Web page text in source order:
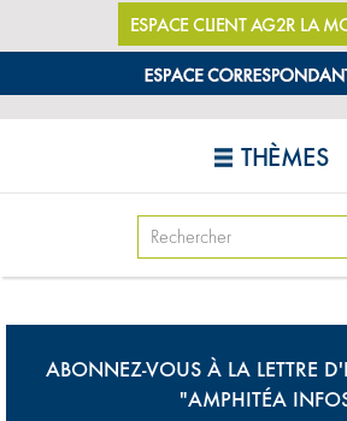
ESPACE CLIENT AG2R LA
THÈMES
ABONNEZ-VOUS À LA LETTRE
"AMPHITÉA